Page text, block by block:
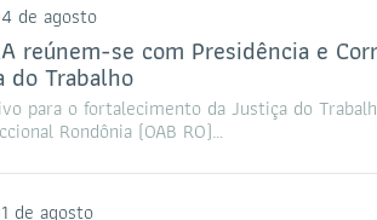
de agosto
reúnem-se com Presidência e
do Trabalho
para o fortalecimento da Justiça do
Rondônia (OAB RO)…
de agosto